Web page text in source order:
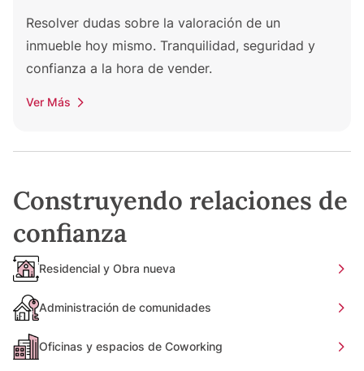
Resolver dudas sobre la valoración de un
inmueble hoy mismo. Tranquilidad, seguridad y
confianza a la hora de vender.
Ver Más
Construyendo relaciones de
confianza
Residencial y Obra nueva
Administración de comunidades
Oficinas y espacios de Coworking